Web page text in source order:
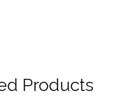
Products